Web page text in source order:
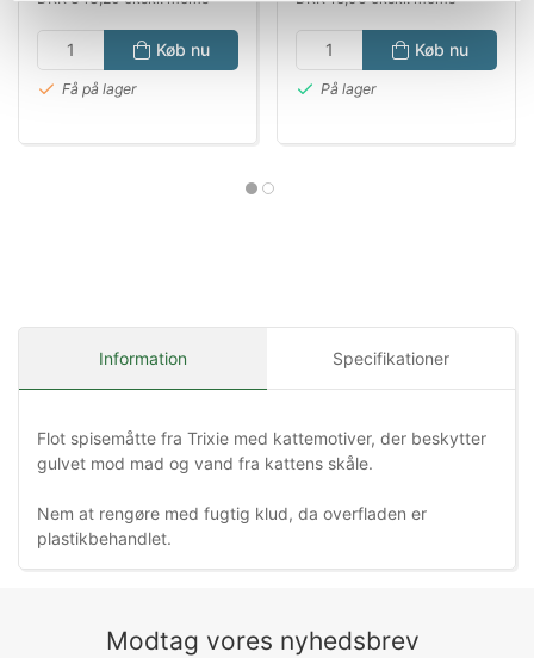
Køb nu
Få på lager
Køb nu
På lager
Information Specifikationer
Flot spisemåtte fra Trixie med kattemotiver, der beskytter
gulvet mod mad og vand fra kattens skåle.
Nem at rengøre med fugtig klud, da overfladen er
plastikbehandlet.
Modtag vores nyhedsbrev